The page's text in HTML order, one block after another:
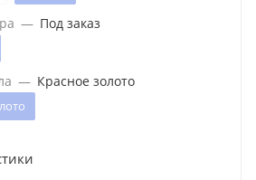
— Под заказ
— Красное золото